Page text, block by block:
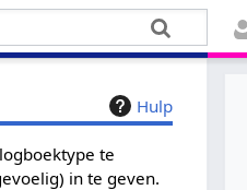
Hulp
te
in te geven.